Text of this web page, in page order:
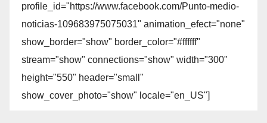
profile_id="https://www.facebook.com/Punto-medio-
noticias-109683975075031" animation_efect="none"
show_border="show" border_color="#ffffff"
stream="show" connections="show" width="300"
height="550" header="small"
show_cover_photo="show" locale="en_US"]